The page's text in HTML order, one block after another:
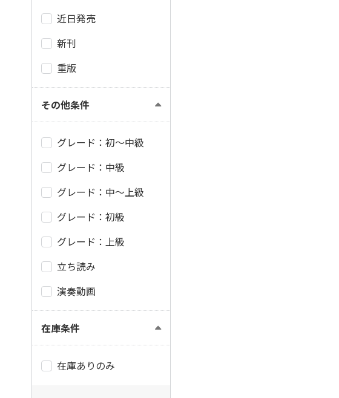
近日発売
新刊
重版
その他条件
グレード：初～中級
グレード：中級
グレード：中～上級
グレード：初級
グレード：上級
立ち読み
演奏動画
在庫条件
在庫ありのみ